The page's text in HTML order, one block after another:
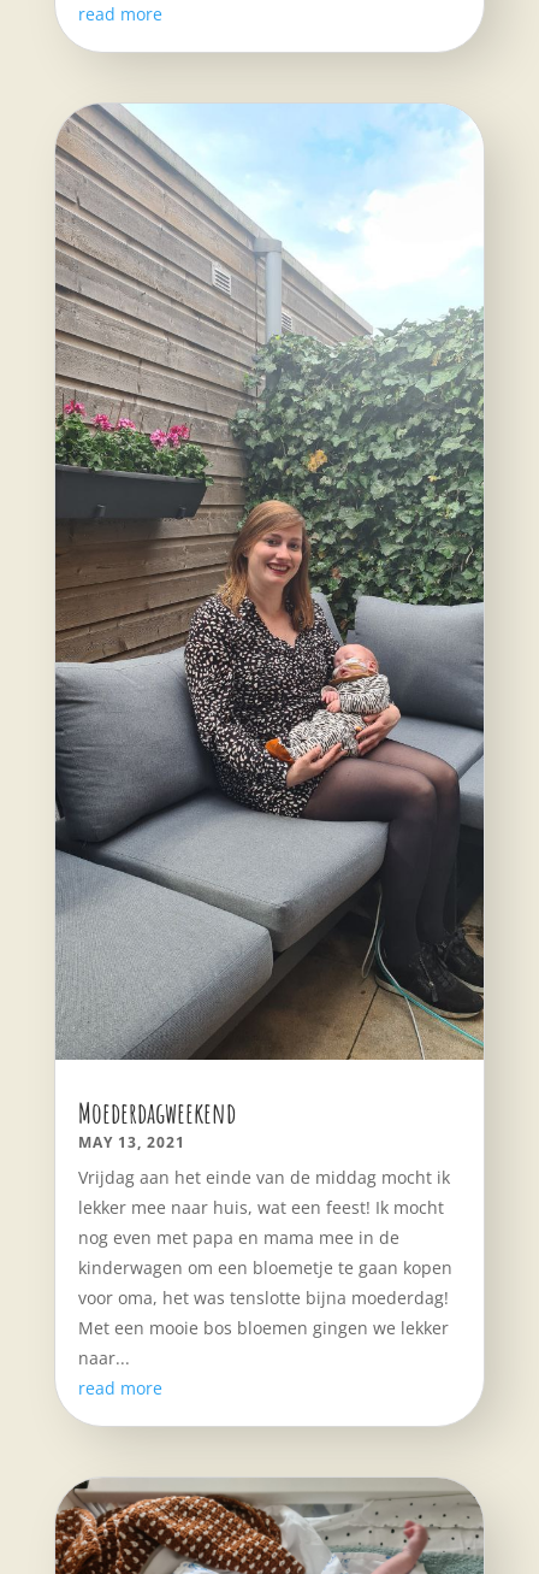
read more
Moederdagweekend
MAY 13, 2021
Vrijdag aan het einde van de middag mocht ik
lekker mee naar huis, wat een feest! Ik mocht
nog even met papa en mama mee in de
kinderwagen om een bloemetje te gaan kopen
voor oma, het was tenslotte bijna moederdag!
Met een mooie bos bloemen gingen we lekker
naar...
read more